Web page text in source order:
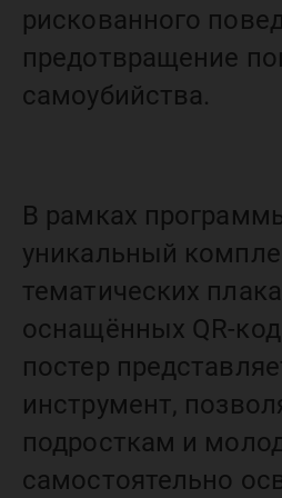
рискованного
предотвращение
самоубийства.
В рамках
уникальный
тематических
оснащённых QR-
постер
инструмент,
подросткам и
самостоятельно